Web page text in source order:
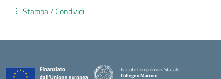
Stampa / Condividi
Istituto Comprensivo Statale
Collegno Marconi